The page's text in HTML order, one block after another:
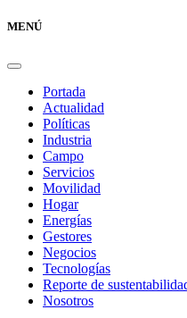
MENÚ
Portada
Actualidad
Políticas
Industria
Campo
Servicios
Movilidad
Hogar
Energías
Gestores
Negocios
Tecnologías
Reporte de
Nosotros